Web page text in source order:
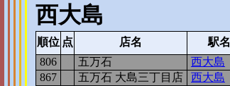
西大島
順位 点 店名 駅名
806
五万石 西大島
867
五万石 大島三丁目店 西大島